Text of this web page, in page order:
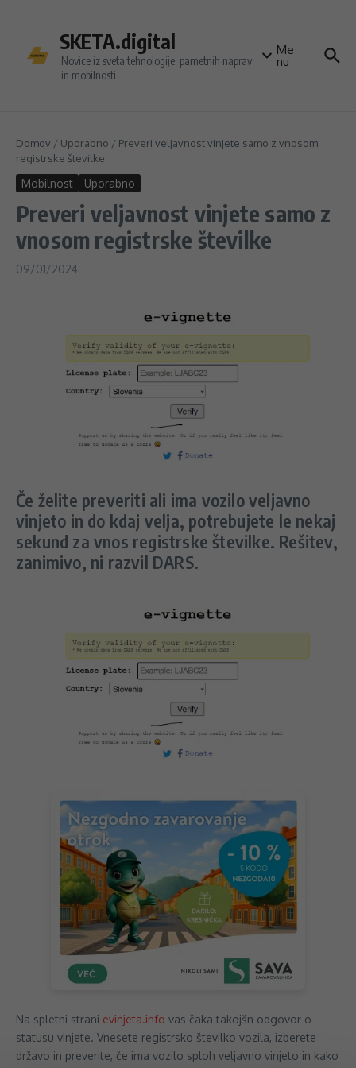
SKETA.digital
Novice iz sveta tehnologije, pametnih naprav
in mobilnosti
Me
nu
Domov / Uporabno / Preveri veljavnost vinjete samo z vnosom
registrske številke
Mobilnost Uporabno
Preveri veljavnost vinjete samo z
vnosom registrske številke
09/01/2024
Če želite preveriti ali ima vozilo veljavno
vinjeto in do kdaj velja, potrebujete le nekaj
sekund za vnos registrske številke. Rešitev,
zanimivo, ni razvil DARS.
Na spletni strani evinjeta.info vas čaka takojšn odgovor o
statusu vinjete. Vnesete registrsko številko vozila, izberete
državo in preverite, če ima vozilo sploh veljavno vinjeto in kako